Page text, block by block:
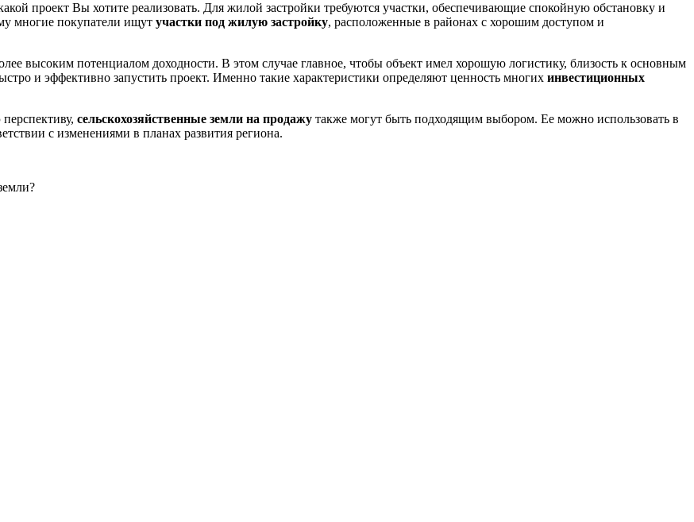
проект Вы хотите реализовать. Для жилой застройки требуются участки, обеспечивающие спокойную обстановку и
многие покупатели ищут участки под жилую застройку, расположенные в районах с хорошим доступом и
высоким потенциалом доходности. В этом случае главное, чтобы объект имел хорошую логистику, близость к основным
и эффективно запустить проект. Именно такие характеристики определяют ценность многих инвестиционных
сельскохозяйственные земли на продажу также могут быть подходящим выбором. Ее можно использовать в
с изменениями в планах развития региона.